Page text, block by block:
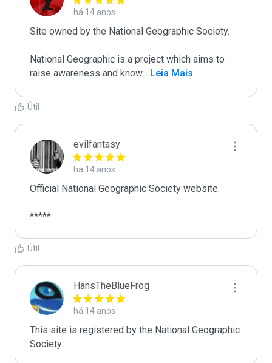
há 14 anos
Site owned by the National Geographic Society.
National Geographic is a project which aims to
raise awareness and know... Leia Mais
Útil
evilfantasy
há 14 anos
Official National Geographic Society website.
*****
Útil
HansTheBlueFrog
há 14 anos
This site is registered by the National Geographic
Society.